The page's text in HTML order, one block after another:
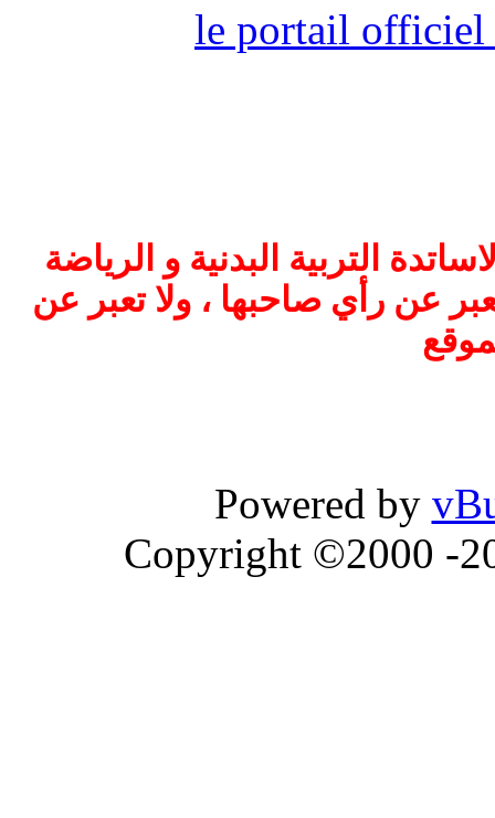
le portail officiel
التربية البدنية و الرياضة
عن رأي صاحبها ، ولا تعبر عن
Powered by
Copyright ©2000 -